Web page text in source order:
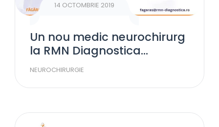
14 OCTOMBRIE 2019
Un nou medic neurochirurg
la RMN Diagnostica
Făgăraș!
NEUROCHIRURGIE